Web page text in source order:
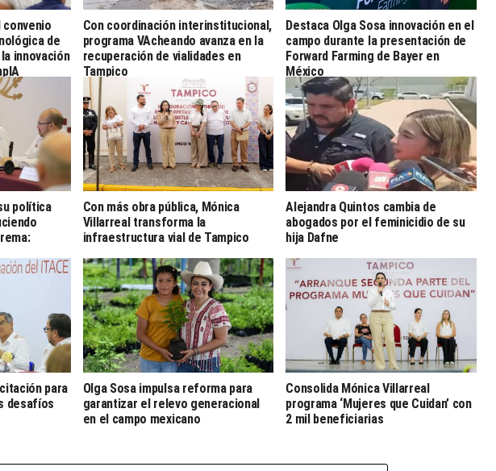
convenio
de
innovación
Con coordinación interinstitucional,
programa VAcheando avanza en la
recuperación de vialidades en
Tampico
Destaca Olga Sosa innovación en el
campo durante la presentación de
Forward Farming de Bayer en
México
política
Con más obra pública, Mónica
Villarreal transforma la
infraestructura vial de Tampico
Alejandra Quintos cambia de
abogados por el feminicidio de su
hija Dafne
para
desafíos
Olga Sosa impulsa reforma para
garantizar el relevo generacional
en el campo mexicano
Consolida Mónica Villarreal
programa ‘Mujeres que Cuidan’ con
2 mil beneficiarias